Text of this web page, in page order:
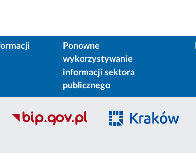
Ponowne
wykorzystywanie
informacji sektora
publicznego